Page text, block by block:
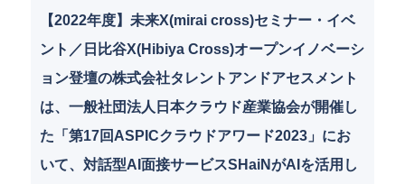
c
e
b
o
o
k
e
k
e
dI
n
ai
l
【2022年度】未来X(mirai cross)セミナー・イベ
ント／日比谷X(Hibiya Cross)オープンイノベーシ
ョン登壇の株式会社タレントアンドアセスメント
は、一般社団法人日本クラウド産業協会が開催し
た「第17回ASPICクラウドアワード2023」にお
いて、対話型AI面接サービスSHaiNがAIを活用し